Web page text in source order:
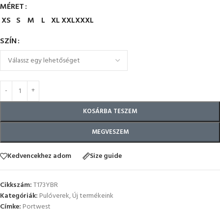
MÉRET
XS S M L XLXXLXXXL
SZÍN
KOSÁRBA TESZEM
MEGVESZEM
Kedvencekhez adom Size guide
Cikkszám:T173YBR
Kategóriák: Pulóverek,Új termékeink
Címke: Portwest